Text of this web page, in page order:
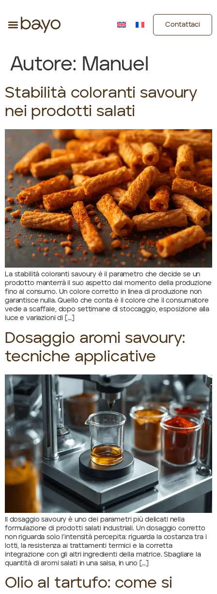
Contattaci
Autore: Manuel
Stabilità coloranti savoury
nei prodotti salati
La stabilità coloranti savoury è il parametro che decide se un
prodotto manterrà il suo aspetto dal momento della produzione
fino al consumo. Un colore corretto in linea di produzione non
garantisce nulla. Quello che conta è il colore che il consumatore
vede a scaffale, dopo settimane di stoccaggio, esposizione alla
luce e variazioni di […]
Dosaggio aromi savoury:
tecniche applicative
Il dosaggio savoury è uno dei parametri più delicati nella
formulazione di prodotti salati industriali. Un dosaggio corretto
non riguarda solo l’intensità percepita: riguarda la costanza tra i
lotti, la resistenza ai trattamenti termici e la corretta
integrazione con gli altri ingredienti della matrice. Sbagliare la
quantità di aromi salati in una salsa, in uno […]
Olio al tartufo: come si